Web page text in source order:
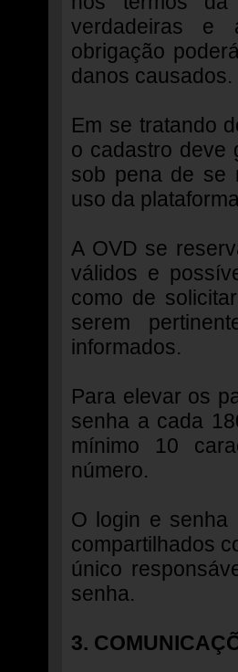
verdadeiras e
obrigação
danos causados.
Em se tratando
o cadastro deve
sob pena de se
uso da
A OVD se
válidos e
como de
serem
informados.
Para elevar os
senha a cada
mínimo 10
número.
O login e senha
compartilhados
único
senha.
3.